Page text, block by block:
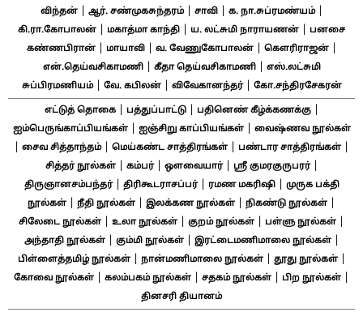
விந்தன்| ஆர். சண்முகசுந்தரம்| சாவி| க. நா.சுப்ரமண்யம்|
கி.ரா.கோபாலன் மகாத்மா காந்தி ய. லட்சுமி நாராயணன்
பனசை
கண்ணபிரான்| மாயாவி| வ. வேணுகோபாலன்| கௌரிராஜன்|
என்.தெய்வசிகாமணி| கீதா தெய்வசிகாமணி|
எஸ்.லட்சுமி
சுப்பிரமணியம்| வே. கபிலன்| விவேகானந்தர்| கோ.சந்திரசேகரன்
எட்டுத் தொகை| பத்துப்பாட்டு| பதினெண் கீழ்க்கணக்கு|
ஐம்பெருங்காப்பியங்கள்| ஐஞ்சிறு காப்பியங்கள்| வைஷ்ணவ நூல்கள்
சைவ சித்தாந்தம்| மெய்கண்ட சாத்திரங்கள் பண்டார சாத்திரங்கள்
சித்தர் நூல்கள்| கம்பர்| ஔவையார்| ஸ்ரீ குமரகுருபரர்|
திருஞானசம்பந்தர்| திரிகூடராசப்பர்| ரமண மகரிஷி|
முருக பக்தி
நூல்கள்
நீதி நூல்கள் இலக்கண நூல்கள் நிகண்டு நூல்கள்
சிலேடை நூல்கள் உலா நூல்கள் குறம் நூல்கள் பள்ளு நூல்கள்
அந்தாதி நூல்கள்| கும்மி நூல்கள்| இரட்டைமணிமாலை நூல்கள்|
பிள்ளைத்தமிழ் நூல்கள்| நான்மணிமாலை நூல்கள்| தூது நூல்கள்|
கோவை நூல்கள் கலம்பகம் நூல்கள் சதகம் நூல்கள் பிற நூல்கள்
தினசரி தியானம்